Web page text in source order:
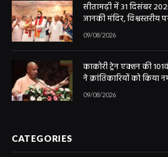
सीतामढ़ी में 31 दिसंबर
जानकी मंदिर, विश्वस्तरीय
09/08/2026
काकोरी ट्रेन एक्शन की
ने क्रांतिकारियों को किया
09/08/2026
CATEGORIES